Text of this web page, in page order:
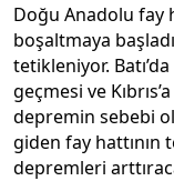
Doğu Anadolu fay
boşaltmaya
tetikleniyor.
geçmesi ve
depremin sebebi
giden fay
depremleri